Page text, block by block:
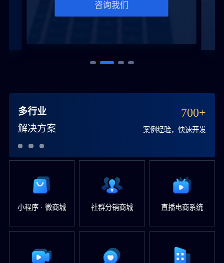
咨询我们
多行业
解决方案
700+
案例经验，快速开发
小程序 · 微商城 社群分销商城 直播电商系统